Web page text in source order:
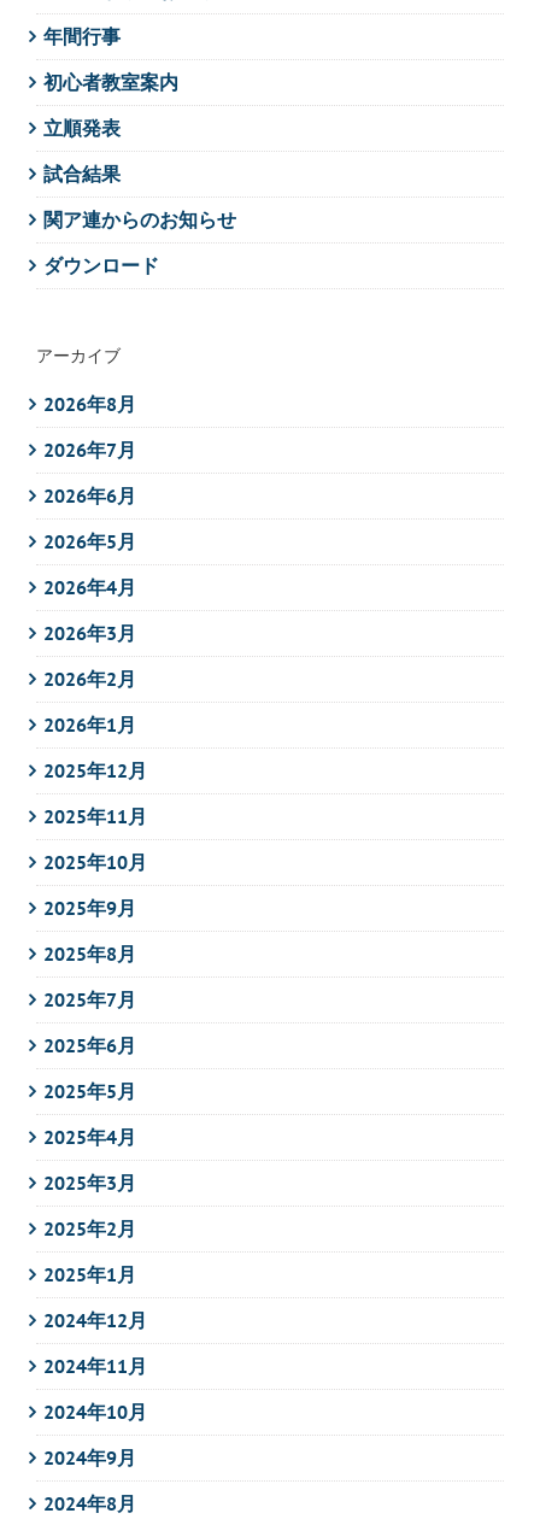
年間行事
初心者教室案内
立順発表
試合結果
関ア連からのお知らせ
ダウンロード
アーカイブ
2026年8月
2026年7月
2026年6月
2026年5月
2026年4月
2026年3月
2026年2月
2026年1月
2025年12月
2025年11月
2025年10月
2025年9月
2025年8月
2025年7月
2025年6月
2025年5月
2025年4月
2025年3月
2025年2月
2025年1月
2024年12月
2024年11月
2024年10月
2024年9月
2024年8月